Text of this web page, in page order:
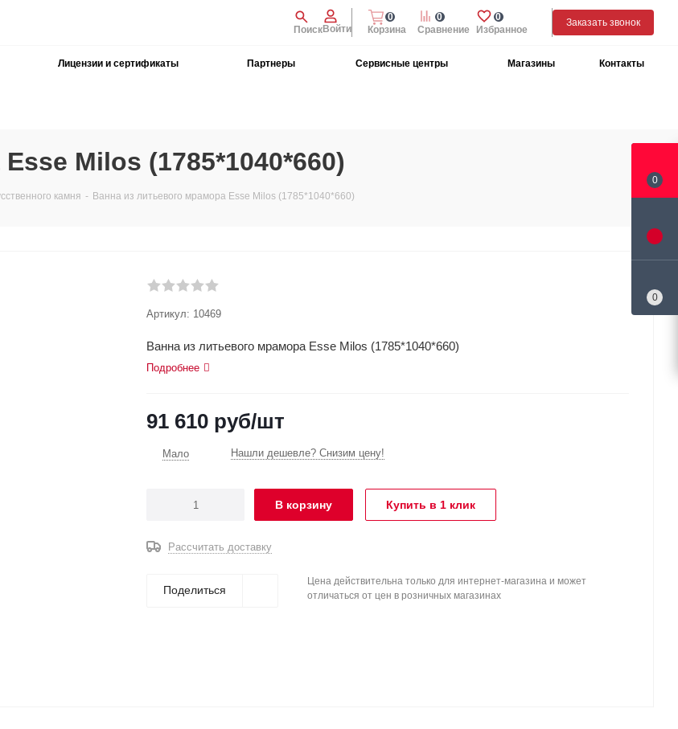
ПоискВойти Избранное
0
Сравнение
0
Корзина
0
Заказать звонок
Лицензии и сертификаты Партнеры Сервисные центры Магазины Контакты
Milos (1785*1040*660)
камня - Ванна из литьевого мрамора Esse Milos (1785*1040*660)
Артикул: 10469
Ванна из литьевого мрамора Esse Milos (1785*1040*660)
Подробнее
91 610 руб/шт
Мало Нашли дешевле? Снизим цену!
В корзину Купить в 1 клик
Рассчитать доставку
Поделиться
Цена действительна только для интернет-магазина и может
отличаться от цен в розничных магазинах
0
0